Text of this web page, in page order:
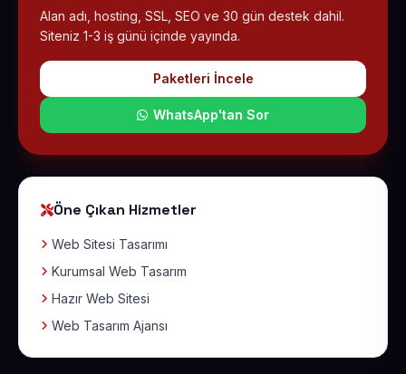
Alan adı, hosting, SSL, SEO ve 30 gün destek dahil.
Siteniz 1-3 iş günü içinde yayında.
Paketleri İncele
WhatsApp'tan Sor
Öne Çıkan Hizmetler
Web Sitesi Tasarımı
Kurumsal Web Tasarım
Hazır Web Sitesi
Web Tasarım Ajansı